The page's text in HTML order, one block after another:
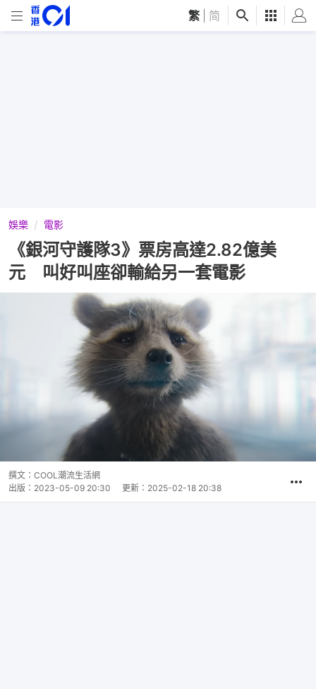
繁 简
娛樂 電影
《銀河守護隊3》票房高達2.82億美
元 叫好叫座卻輸給另一套電影
撰文： COOL潮流生活網
出版： 2023-05-09 20:30 更新： 2025-02-18 20:38